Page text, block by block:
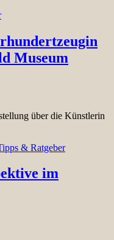
Museum
über die Künstlerin
& Ratgeber
im